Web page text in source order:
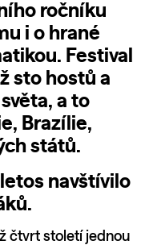
ročníku
i o hrané
Festival
sto hostů a
a to
Brazílie,
států.
navštívilo
čtvrt století jednou